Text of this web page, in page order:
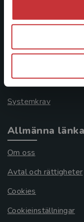
Kontakta
Köpvillkor
Systemkrav
Allmänna
Om oss
Avtal och rättigheter
Cookies
Cookieinställningar